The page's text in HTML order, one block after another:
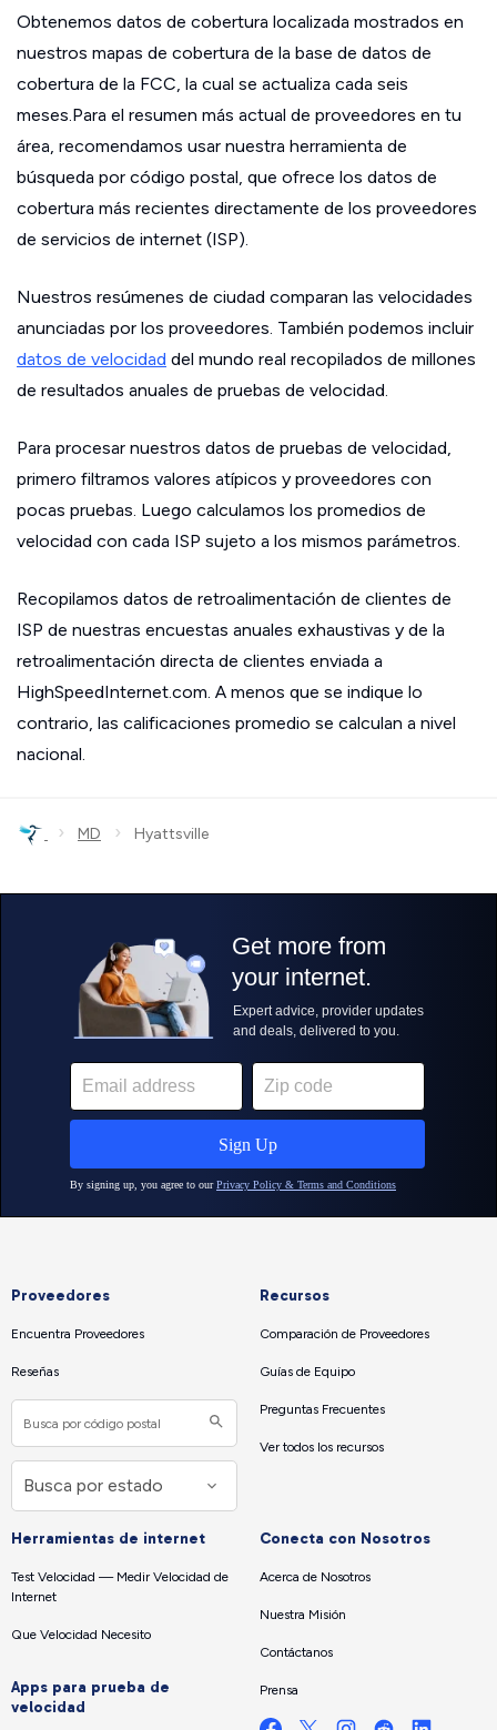
Obtenemos datos de cobertura localizada mostrados en
nuestros mapas de cobertura de la base de datos de
cobertura de la FCC, la cual se actualiza cada seis
meses.Para el resumen más actual de proveedores en tu
área, recomendamos usar nuestra herramienta de
búsqueda por código postal, que ofrece los datos de
cobertura más recientes directamente de los proveedores
de servicios de internet (ISP).
Nuestros resúmenes de ciudad comparan las velocidades
anunciadas por los proveedores. También podemos incluir
datos de velocidad del mundo real recopilados de millones
de resultados anuales de pruebas de velocidad.
Para procesar nuestros datos de pruebas de velocidad,
primero filtramos valores atípicos y proveedores con
pocas pruebas. Luego calculamos los promedios de
velocidad con cada ISP sujeto a los mismos parámetros.
Recopilamos datos de retroalimentación de clientes de
ISP de nuestras encuestas anuales exhaustivas y de la
retroalimentación directa de clientes enviada a
HighSpeedInternet.com. A menos que se indique lo
contrario, las calificaciones promedio se calculan a nivel
nacional.
› MD › Hyattsville
Proveedores
Encuentra Proveedores
Reseñas
Recursos
Comparación de Proveedores
Guías de Equipo
Preguntas Frecuentes
Ver todos los recursos
Herramientas de internet
Test Velocidad — Medir Velocidad de
Internet
Que Velocidad Necesito
Apps para prueba de
velocidad
Conecta con Nosotros
Acerca de Nosotros
Nuestra Misión
Contáctanos
Prensa